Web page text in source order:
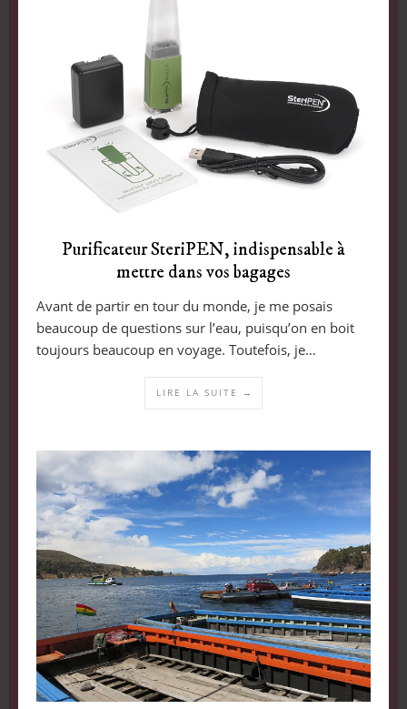
Purificateur SteriPEN, indispensable à
mettre dans vos bagages
Avant de partir en tour du monde, je me posais
beaucoup de questions sur l’eau, puisqu’on en boit
toujours beaucoup en voyage. Toutefois, je…
LIRE LA SUITE →